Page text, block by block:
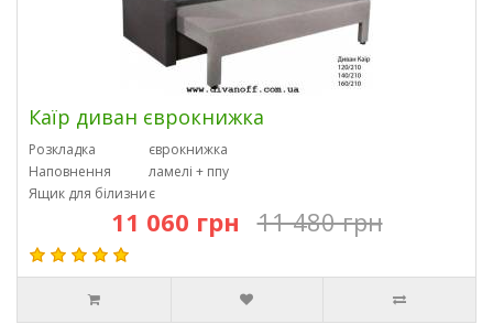
Каїр диван єврокнижка
Розкладка
єврокнижка
Наповнення
ламелі + ппу
Ящик для білизниє
11 060 грн 11 480 грн